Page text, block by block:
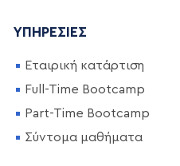
ΥΠΗΡΕΣΊΕΣ
Εταιρική κατάρτιση
Full-Time Bootcamp
Part-Time Bootcamp
Σύντομα μαθήματα